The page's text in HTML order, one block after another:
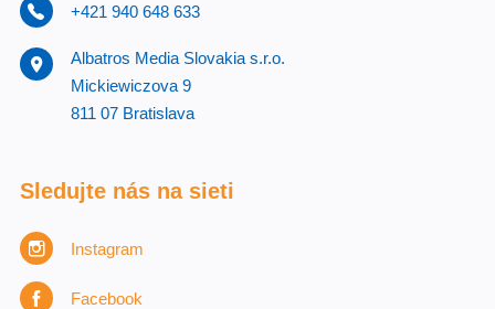
+421 940 648 633
Albatros Media Slovakia s.r.o.
Mickiewiczova 9
811 07 Bratislava
Sledujte nás na sieti
Instagram
Facebook